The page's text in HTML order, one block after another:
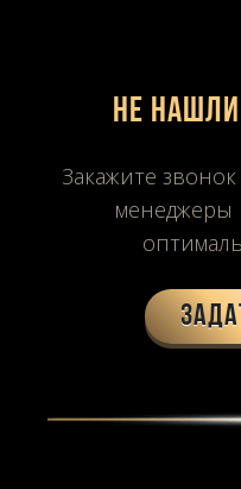
Не
Закажите
менеджеры